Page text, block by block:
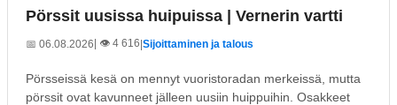
Pörssit uusissa huipuissa | Vernerin vartti
📅 06.08.2026| 👁️ 4 616 Sijoittaminen ja talous
Pörsseissä kesä on mennyt vuoristoradan merkeissä, mutta
pörssit ovat kavunneet jälleen uusiin huippuihin. Osakkeet